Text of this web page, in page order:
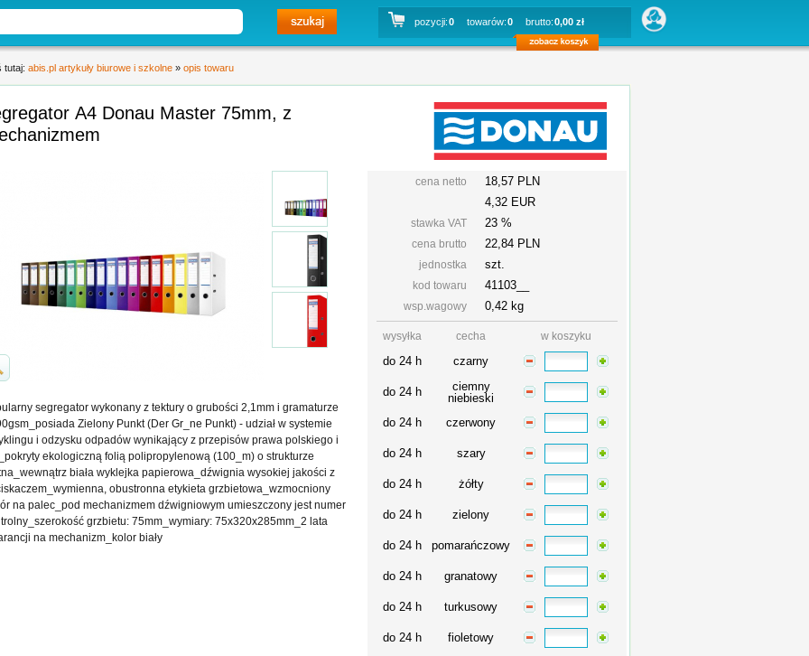
pozycji:0 towarów:0 brutto:0,00 zł
tutaj: abis.pl artykuły biurowe i szkolne » opis towaru
A4 Donau Master 75mm, z
cena netto
18,57 PLN
4,32 EUR
stawka VAT 23 %
cena brutto 22,84 PLN
jednostka szt.
kod towaru 41103__
wsp.wagowy 0,42 kg
wysyłka cecha w koszyku
do 24 h czarny
do 24 h
ciemny
niebieski
do 24 h
czerwony
do 24 h szary
do 24 h żółty
do 24 h zielony
do 24 h pomarańczowy
do 24 h granatowy
do 24 h turkusowy
do 24 h fioletowy
segregator wykonany z tektury o grubości 2,1mm i gramaturze
Zielony Punkt (Der Gr_ne Punkt) - udział w systemie
i odzysku odpadów wynikający z przepisów prawa polskiego i
ekologiczną folią polipropylenową (100_m) o strukturze
biała wyklejka papierowa_dźwignia wysokiej jakości z
obustronna etykieta grzbietowa_wzmocniony
na palec_pod mechanizmem dźwigniowym umieszczony jest numer
grzbietu: 75mm_wymiary: 75x320x285mm_2 lata
na mechanizm_kolor biały